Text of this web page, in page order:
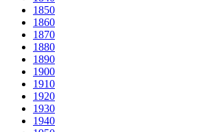
1850
1860
1870
1880
1890
1900
1910
1920
1930
1940